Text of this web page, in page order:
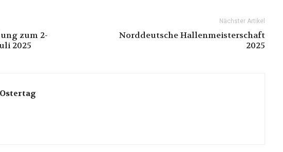
zum 2-
2025
Nächster Artikel
Norddeutsche Hallenmeisterschaft
2025